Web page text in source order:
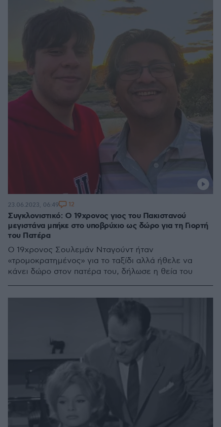
Συγκλονιστικό: Ο 19χρονος γιος του Πακιστανού
μεγιστάνα μπήκε στο υποβρύχιο ως δώρο για τη Γιορτή
του Πατέρα
Ο 19χρονος Σουλεμάν Νταγούντ ήταν
«τρομοκρατημένος» για το ταξίδι αλλά ήθελε να
κάνει δώρο στον πατέρα του, δήλωσε η θεία του
23.06.2023, 06:49 12